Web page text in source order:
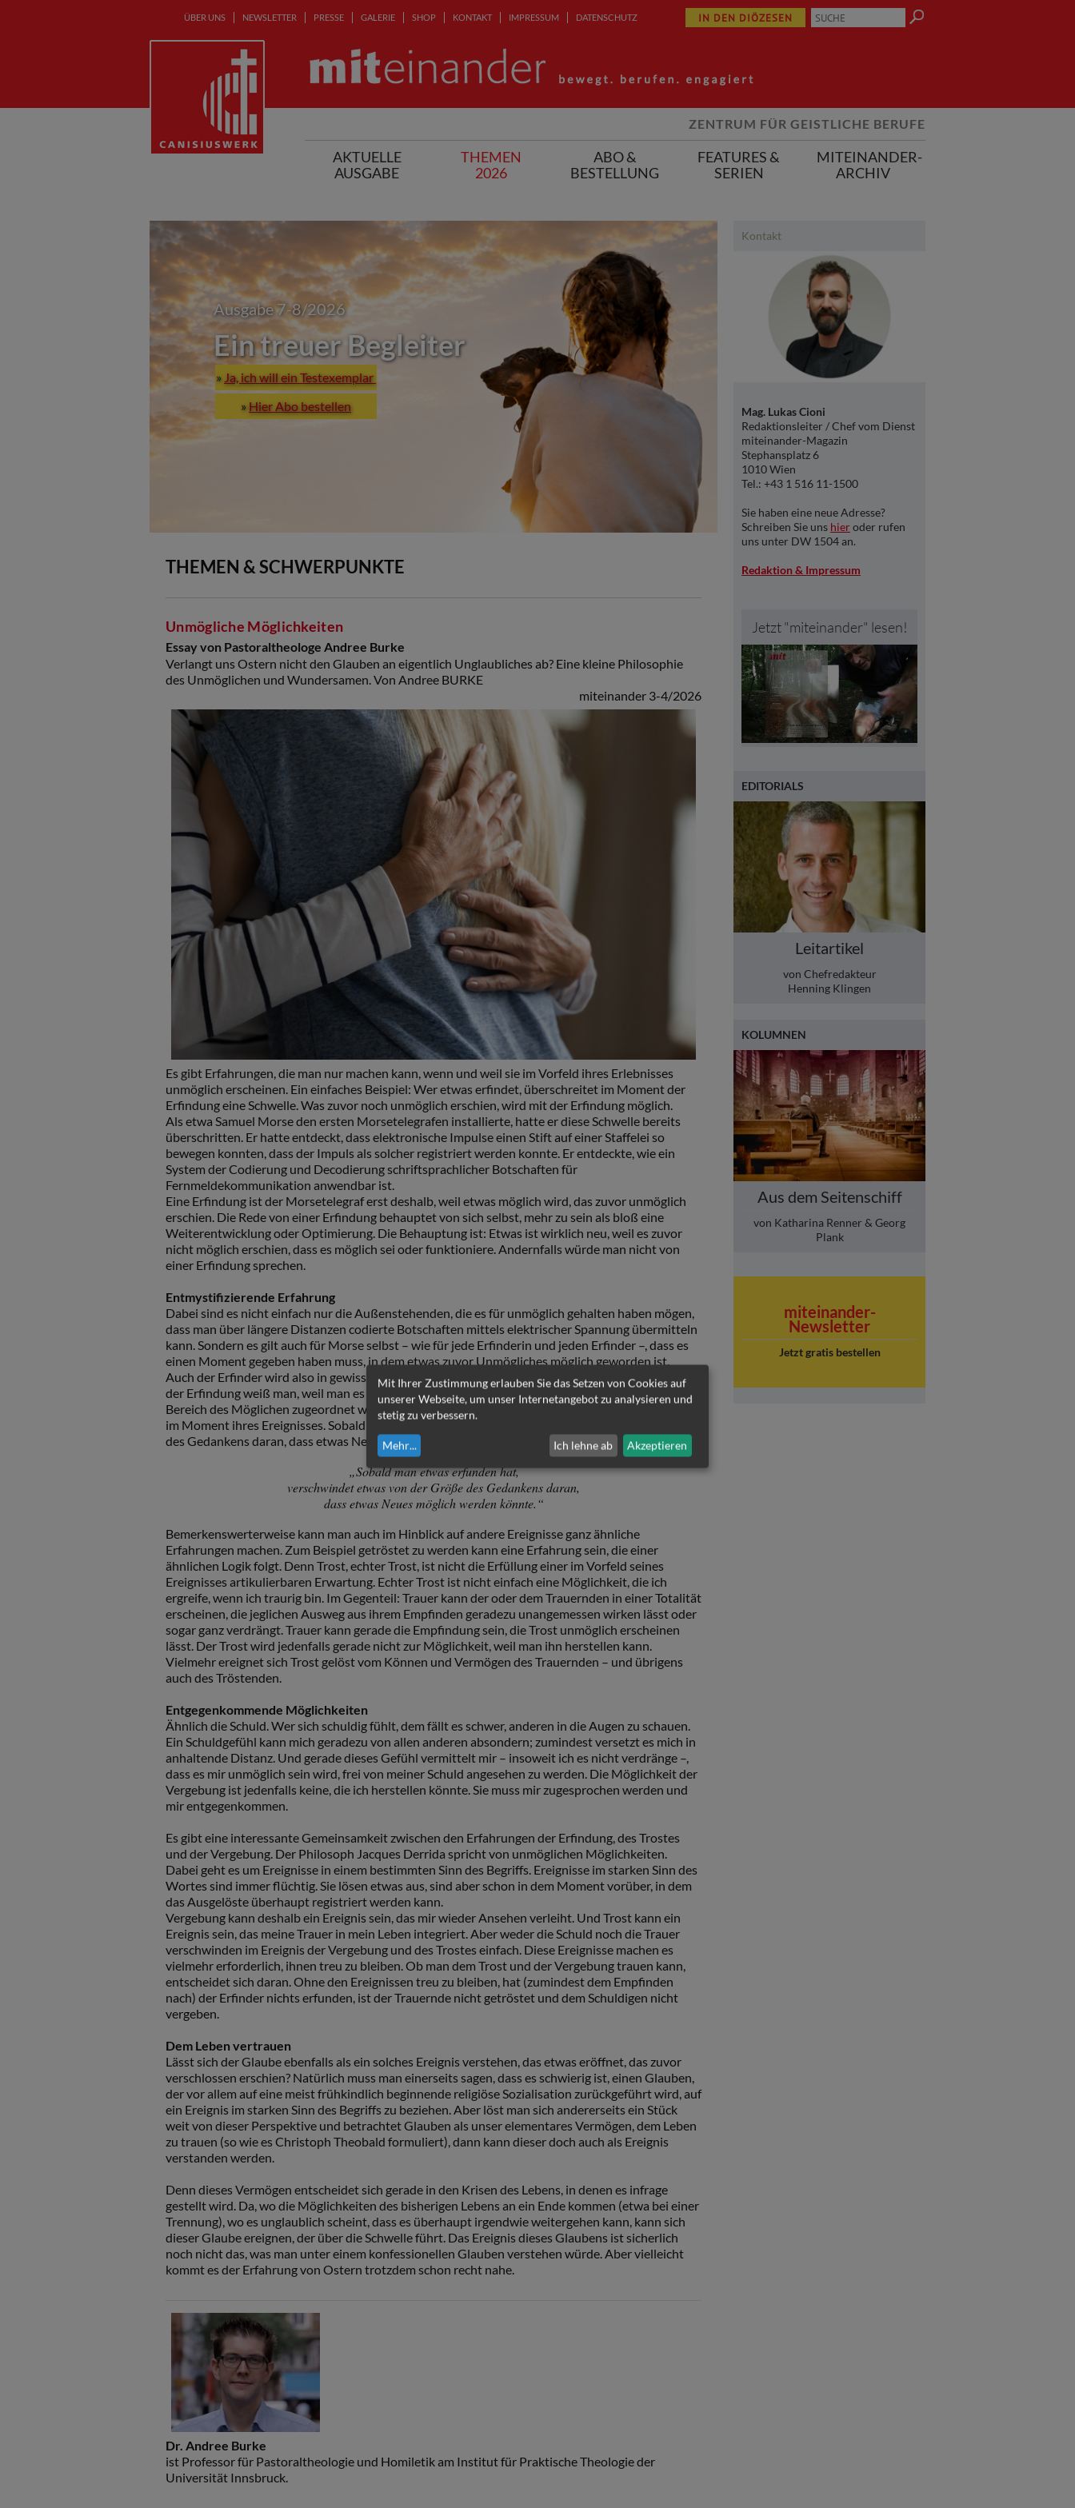
IN DEN DIÖZESEN
ÜBER UNS NEWSLETTER PRESSE GALERIE SHOP KONTAKT IMPRESSUM DATENSCHUTZ
ZENTRUM FÜR GEISTLICHE BERUFE
AKTUELLE
AUSGABE
THEMEN
2026
ABO &
BESTELLUNG
FEATURES &
SERIEN
MITEINANDER-
ARCHIV
Ausgabe 7-8/2026
Ein treuer Begleiter
» Ja, ich will ein Testexemplar
» Hier Abo bestellen
Kontakt
Mag. Lukas Cioni
Redaktionsleiter / Chef vom Dienst
miteinander-Magazin
Stephansplatz 6
1010 Wien
Tel.: +43 1 516 11-1500
Sie haben eine neue Adresse?
Schreiben Sie uns hier oder rufen
uns unter DW 1504 an.
Redaktion & Impressum
Jetzt "miteinander" lesen!
EDITORIALS
Leitartikel
von Chefredakteur
Henning Klingen
KOLUMNEN
Aus dem Seitenschiff
von Katharina Renner & Georg
Plank
miteinander-
Newsletter
Jetzt gratis bestellen
THEMEN & SCHWERPUNKTE
Unmögliche Möglichkeiten
Essay von Pastoraltheologe Andree Burke
Verlangt uns Ostern nicht den Glauben an eigentlich Unglaubliches ab? Eine kleine Philosophie
des Unmöglichen und Wundersamen. Von Andree BURKE
miteinander 3-4/2026
Es gibt Erfahrungen, die man nur machen kann, wenn und weil sie im Vorfeld ihres Erlebnisses
unmöglich erscheinen. Ein einfaches Beispiel: Wer etwas erfindet, überschreitet im Moment der
Erfindung eine Schwelle. Was zuvor noch unmöglich erschien, wird mit der Erfindung möglich.
Als etwa Samuel Morse den ersten Morsetelegrafen installierte, hatte er diese Schwelle bereits
überschritten. Er hatte entdeckt, dass elektronische Impulse einen Stift auf einer Staffelei so
bewegen konnten, dass der Impuls als solcher registriert werden konnte. Er entdeckte, wie ein
System der Codierung und Decodierung schriftsprachlicher Botschaften für
Fernmeldekommunikation anwendbar ist.
Eine Erfindung ist der Morsetelegraf erst deshalb, weil etwas möglich wird, das zuvor unmöglich
erschien. Die Rede von einer Erfindung behauptet von sich selbst, mehr zu sein als bloß eine
Weiterentwicklung oder Optimierung. Die Behauptung ist: Etwas ist wirklich neu, weil es zuvor
nicht möglich erschien, dass es möglich sei oder funktioniere. Andernfalls würde man nicht von
einer Erfindung sprechen.
Entmystifizierende Erfahrung
Dabei sind es nicht einfach nur die Außenstehenden, die es für unmöglich gehalten haben mögen,
dass man über längere Distanzen codierte Botschaften mittels elektrischer Spannung übermitteln
kann. Sondern es gilt auch für Morse selbst – wie für jede Erfinderin und jeden Erfinder –, dass es
einen Moment gegeben haben muss, in dem etwas zuvor Unmögliches möglich geworden ist.
Auch der Erfinder wird also in gewisser Weise von seiner Erfindung überrascht. Erst im Nachhinein
der Erfindung weiß man, weil man es erfahren hat, dass das zuvor unmöglich Erschienene dem
Bereich des Möglichen zugeordnet werden kann. Gerade das entmystifiziert die Erfindung schon
im Moment ihres Ereignisses. Sobald man etwas erfunden hat, verschwindet etwas von der Größe
des Gedankens daran, dass etwas Neues möglich werden könnte.
„Sobald man etwas erfunden hat,
verschwindet etwas von der Größe des Gedankens daran,
dass etwas Neues möglich werden könnte.“
Bemerkenswerterweise kann man auch im Hinblick auf andere Ereignisse ganz ähnliche
Erfahrungen machen. Zum Beispiel getröstet zu werden kann eine Erfahrung sein, die einer
ähnlichen Logik folgt. Denn Trost, echter Trost, ist nicht die Erfüllung einer im Vorfeld seines
Ereignisses artikulierbaren Erwartung. Echter Trost ist nicht einfach eine Möglichkeit, die ich
ergreife, wenn ich traurig bin. Im Gegenteil: Trauer kann der oder dem Trauernden in einer Totalität
erscheinen, die jeglichen Ausweg aus ihrem Empfinden geradezu unangemessen wirken lässt oder
sogar ganz verdrängt. Trauer kann gerade die Empfindung sein, die Trost unmöglich erscheinen
lässt. Der Trost wird jedenfalls gerade nicht zur Möglichkeit, weil man ihn herstellen kann.
Vielmehr ereignet sich Trost gelöst vom Können und Vermögen des Trauernden – und übrigens
auch des Tröstenden.
Entgegenkommende Möglichkeiten
Ähnlich die Schuld. Wer sich schuldig fühlt, dem fällt es schwer, anderen in die Augen zu schauen.
Ein Schuldgefühl kann mich geradezu von allen anderen absondern; zumindest versetzt es mich in
anhaltende Distanz. Und gerade dieses Gefühl vermittelt mir – insoweit ich es nicht verdränge –,
dass es mir unmöglich sein wird, frei von meiner Schuld angesehen zu werden. Die Möglichkeit der
Vergebung ist jedenfalls keine, die ich herstellen könnte. Sie muss mir zugesprochen werden und
mir entgegenkommen.
Es gibt eine interessante Gemeinsamkeit zwischen den Erfahrungen der Erfindung, des Trostes
und der Vergebung. Der Philosoph Jacques Derrida spricht von unmöglichen Möglichkeiten.
Dabei geht es um Ereignisse in einem bestimmten Sinn des Begriffs. Ereignisse im starken Sinn des
Wortes sind immer flüchtig. Sie lösen etwas aus, sind aber schon in dem Moment vorüber, in dem
das Ausgelöste überhaupt registriert werden kann.
Vergebung kann deshalb ein Ereignis sein, das mir wieder Ansehen verleiht. Und Trost kann ein
Ereignis sein, das meine Trauer in mein Leben integriert. Aber weder die Schuld noch die Trauer
verschwinden im Ereignis der Vergebung und des Trostes einfach. Diese Ereignisse machen es
vielmehr erforderlich, ihnen treu zu bleiben. Ob man dem Trost und der Vergebung trauen kann,
entscheidet sich daran. Ohne den Ereignissen treu zu bleiben, hat (zumindest dem Empfinden
nach) der Erfinder nichts erfunden, ist der Trauernde nicht getröstet und dem Schuldigen nicht
vergeben.
Dem Leben vertrauen
Lässt sich der Glaube ebenfalls als ein solches Ereignis verstehen, das etwas eröffnet, das zuvor
verschlossen erschien? Natürlich muss man einerseits sagen, dass es schwierig ist, einen Glauben,
der vor allem auf eine meist frühkindlich beginnende religiöse Sozialisation zurückgeführt wird, auf
ein Ereignis im starken Sinn des Begriffs zu beziehen. Aber löst man sich andererseits ein Stück
weit von dieser Perspektive und betrachtet Glauben als unser elementares Vermögen, dem Leben
zu trauen (so wie es Christoph Theobald formuliert), dann kann dieser doch auch als Ereignis
verstanden werden.
Denn dieses Vermögen entscheidet sich gerade in den Krisen des Lebens, in denen es infrage
gestellt wird. Da, wo die Möglichkeiten des bisherigen Lebens an ein Ende kommen (etwa bei einer
Trennung), wo es unglaublich scheint, dass es überhaupt irgendwie weitergehen kann, kann sich
dieser Glaube ereignen, der über die Schwelle führt. Das Ereignis dieses Glaubens ist sicherlich
noch nicht das, was man unter einem konfessionellen Glauben verstehen würde. Aber vielleicht
kommt es der Erfahrung von Ostern trotzdem schon recht nahe.
Dr. Andree Burke
ist Professor für Pastoraltheologie und Homiletik am Institut für Praktische Theologie der
Universität Innsbruck.
Mit Ihrer Zustimmung erlauben Sie das Setzen von Cookies auf
unserer Webseite, um unser Internetangebot zu analysieren und
stetig zu verbessern.
Mehr... Ich lehne ab Akzeptieren